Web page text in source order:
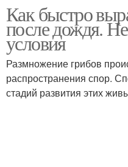
Как быстро
после дождя.
условия
Размножение грибов
распространения спор.
стадий развития этих